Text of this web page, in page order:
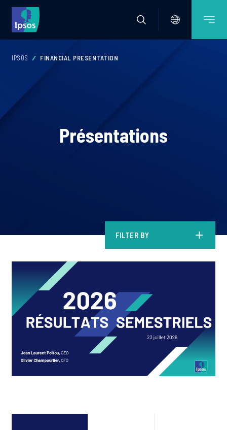
IPSOS FINANCIAL PRESENTATION
Présentations
FILTER BY